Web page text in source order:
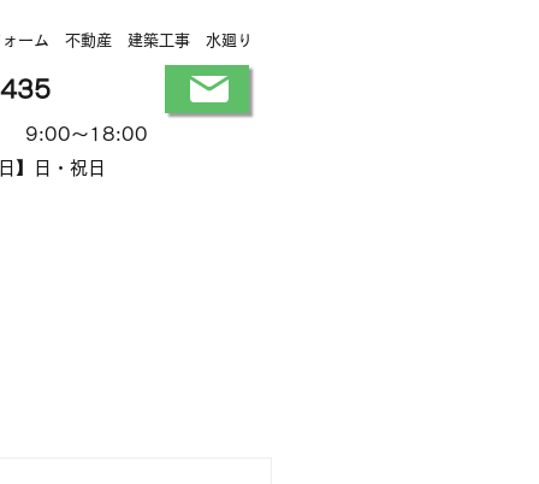
ーム 不動産 建築工事 水廻り
9:00～18:00
】日・祝日